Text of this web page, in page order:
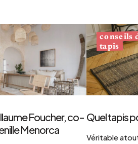
Foucher, co-
Menorca
conseils
tapis
Quel tapis
Véritable